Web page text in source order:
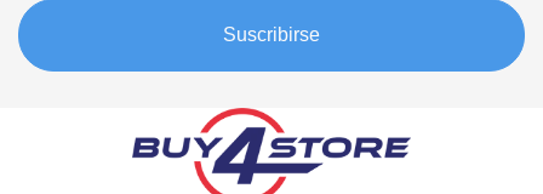
boletín:
Suscribirse